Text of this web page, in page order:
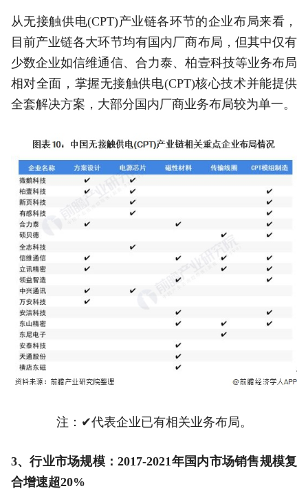
从无接触供电(CPT)产业链各环节的企业布局来看，
目前产业链各大环节均有国内厂商布局，但其中仅有
少数企业如信维通信、合力泰、柏壹科技等业务布局
相对全面，掌握无接触供电(CPT)核心技术并能提供
全套解决方案，大部分国内厂商业务布局较为单一。
注：✔代表企业已有相关业务布局。
3、行业市场规模：2017-2021年国内市场销售规模复
合增速超20%